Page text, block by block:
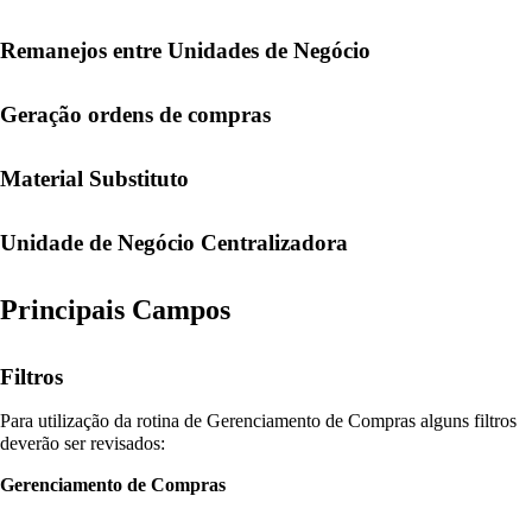
Remanejos entre Unidades de Negócio
Geração ordens de compras
Material Substituto
Unidade de Negócio Centralizadora
Principais Campos
Filtros
Para utilização da rotina de Gerenciamento de Compras alguns filtros
deverão ser revisados:
Gerenciamento de Compras